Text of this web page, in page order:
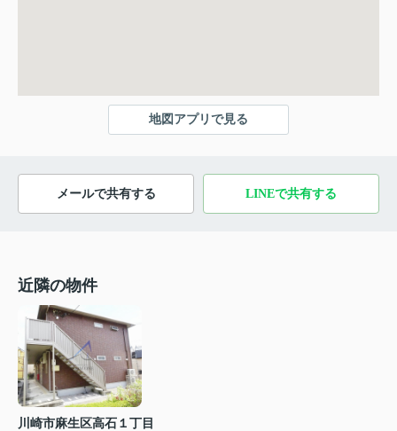
地図アプリで見る
メールで共有する LINEで共有する
近隣の物件
川崎市麻生区高石１丁目